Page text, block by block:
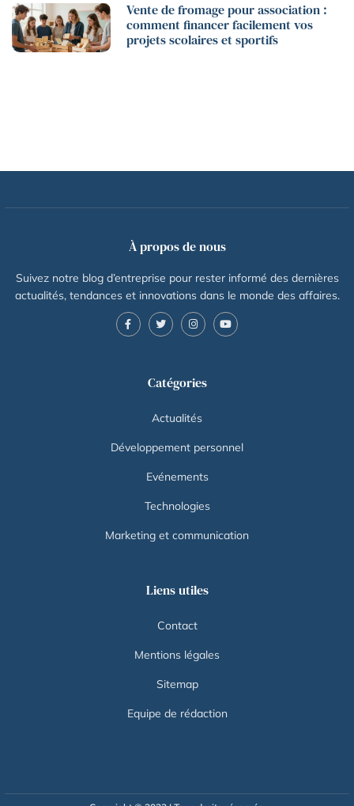
Vente de fromage pour association :
comment financer facilement vos
projets scolaires et sportifs
À propos de nous
Suivez notre blog d’entreprise pour rester informé des dernières
actualités, tendances et innovations dans le monde des affaires.
Catégories
Actualités
Développement personnel
Evénements
Technologies
Marketing et communication
Liens utiles
Contact
Mentions légales
Sitemap
Equipe de rédaction